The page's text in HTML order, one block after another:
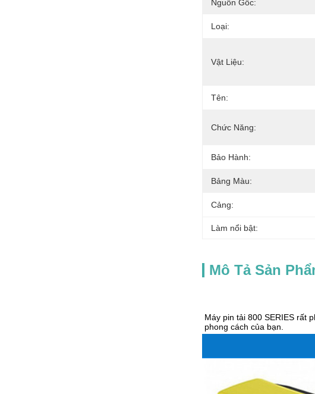
Nguồn Gốc:
Loại:
Vật Liệu:
Tên:
Chức Năng:
Bảo Hành:
Bảng Màu:
Cảng:
Làm nổi bật:
Mô Tả Sản
Máy pin tải 800 SERIES rất
phong cách của bạn.